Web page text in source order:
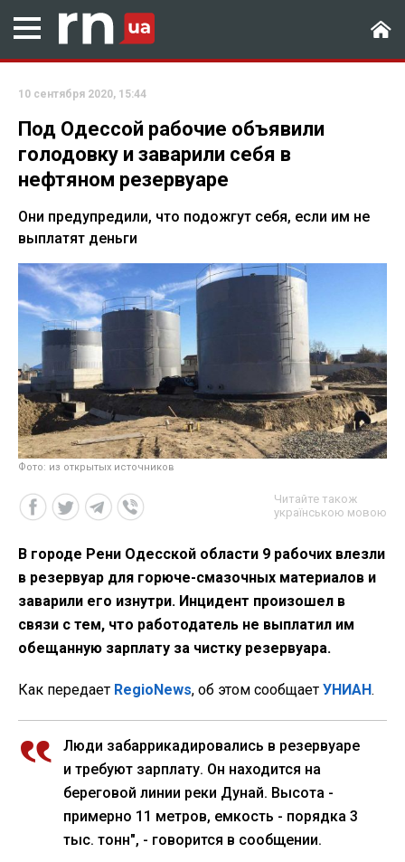
10 сентября 2020, 15:44
Под Одессой рабочие объявили
голодовку и заварили себя в
нефтяном резервуаре
Они предупредили, что подожгут себя, если им не
выплатят деньги
Фото: из открытых источников
Читайте також
українською мовою
В городе Рени Одесской области 9 рабочих влезли
в резервуар для горюче-смазочных материалов и
заварили его изнутри. Инцидент произошел в
связи с тем, что работодатель не выплатил им
обещанную зарплату за чистку резервуара.
Как передает RegioNews, об этом сообщает УНИАН.
Люди забаррикадировались в резервуаре
и требуют зарплату. Он находится на
береговой линии реки Дунай. Высота -
примерно 11 метров, емкость - порядка 3
тыс. тонн", - говорится в сообщении.